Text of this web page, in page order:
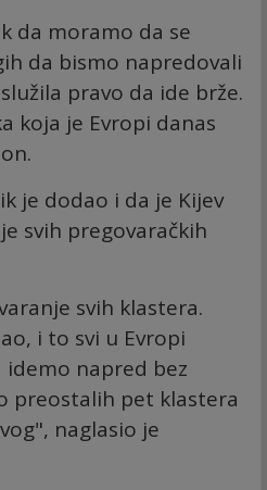
da moramo da se
da bismo napredovali
pravo da ide brže.
koja je Evropi danas
je dodao i da je Kijev
svih pregovaračkih
svih klastera.
i to svi u Evropi
napred bez
preostalih pet klastera
naglasio je